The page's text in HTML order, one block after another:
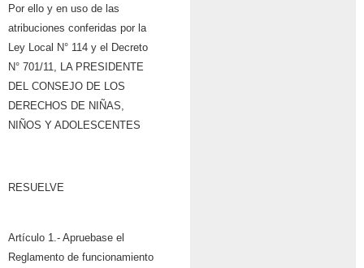
Por ello y en uso de las
atribuciones conferidas por la
Ley Local N° 114 y el Decreto
N° 701/11, LA PRESIDENTE
DEL CONSEJO DE LOS
DERECHOS DE NIÑAS,
NIÑOS Y ADOLESCENTES
RESUELVE
Artículo 1.- Apruebase el
Reglamento de funcionamiento